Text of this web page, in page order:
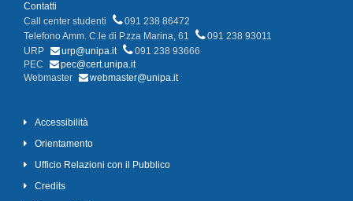
Contatti
Call center studenti
091 238 86472
Telefono Amm. C.le di P.zza Marina, 61
091 238 93011
URP
urp@unipa.it
091 238 93666
PEC
pec@cert.unipa.it
Webmaster
webmaster@unipa.it
Accessibilità
Orientamento
Ufficio Relazioni con il Pubblico
Credits